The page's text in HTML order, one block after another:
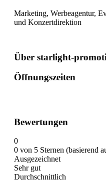
Marketing, Werbeagentur,
und Konzertdirektion
Über starlight-
Öffnungszeiten
Bewertungen
0
0 von 5 Sternen (basierend
Ausgezeichnet
Sehr gut
Durchschnittlich